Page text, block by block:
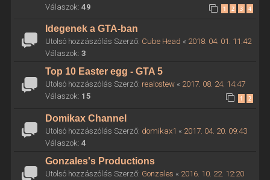
Válaszok: 49 1 2 3 4
Idegenek a GTA-ban
Utolsó hozzászólás Szerző: Cube Head « 2018. 04. 01. 11:42
Válaszok: 3
Top 10 Easter egg - GTA 5
Utolsó hozzászólás Szerző: realostew« 2017. 08. 24. 14:47
Válaszok: 15 1 2
Domikax Channel
Utolsó hozzászólás Szerző: domikax1 « 2017. 04. 20. 09:43
Válaszok: 4
Gonzales's Productions
Utolsó hozzászólás Szerző: Gonzales « 2016. 10. 22. 12:20